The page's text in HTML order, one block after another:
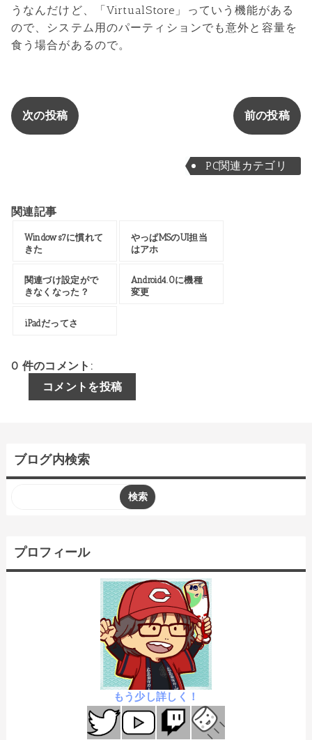
うなんだけど、「VirtualStore」っていう機能がある
ので、システム用のパーティションでも意外と容量を
食う場合があるので。
次の投稿 前の投稿
PC関連カテゴリ
関連記事
Windows7に慣れて
きた
やっぱMSのUI担当
はアホ
関連づけ設定がで
きなくなった？
Android4.0に機種
変更
iPadだってさ
0 件のコメント:
コメントを投稿
ブログ内検索
プロフィール
もう少し詳しく！